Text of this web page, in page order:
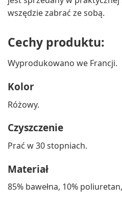
wszędzie zabrać ze sobą.
Cechy produktu:
Wyprodukowano we Francji.
Kolor
Różowy.
Czyszczenie
Prać w 30 stopniach.
Materiał
85% bawełna, 10%